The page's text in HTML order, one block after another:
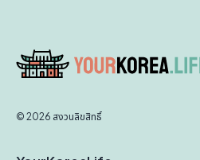
© 2026 สงวนลิขสิทธิ์